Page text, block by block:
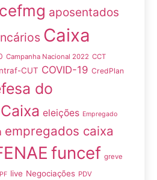
aposentados
Caixa
Campanha Nacional 2022 CCT
CUT COVID-19 CredPlan
do
eleições Empregado
empregados caixa
funcef greve
live Negociações PDV